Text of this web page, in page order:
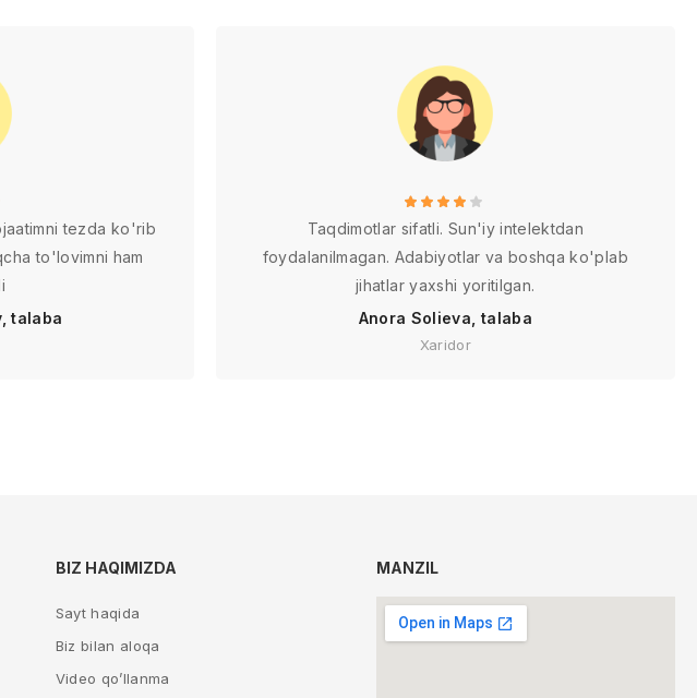
tezda ko'rib
to'lovimni ham
talaba
Taqdimotlar sifatli. Sun'iy intelektdan
foydalanilmagan. Adabiyotlar va boshqa ko'plab
jihatlar yaxshi yoritilgan.
Anora Solieva, talaba
Xaridor
BIZ HAQIMIZDA
Sayt haqida
Biz bilan aloqa
Video qo’llanma
MANZIL